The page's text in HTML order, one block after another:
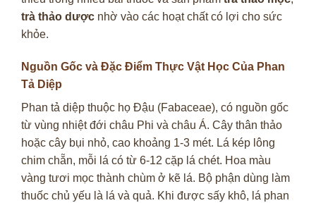
trà thảo dược nhờ vào các hoạt chất có lợi cho sức
khỏe.
Nguồn Gốc và Đặc Điểm Thực Vật Học Của Phan
Tả Diệp
Phan tả diệp thuộc họ Đậu (Fabaceae), có nguồn gốc
từ vùng nhiệt đới châu Phi và châu Á. Cây thân thảo
hoặc cây bụi nhỏ, cao khoảng 1-3 mét. Lá kép lông
chim chẵn, mỗi lá có từ 6-12 cặp lá chét. Hoa màu
vàng tươi mọc thành chùm ở kẽ lá. Bộ phận dùng làm
thuốc chủ yếu là lá và quả. Khi được sấy khô, lá phan